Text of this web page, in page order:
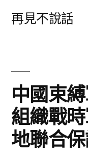
再見不說話
中國束
組織戰
地聯合